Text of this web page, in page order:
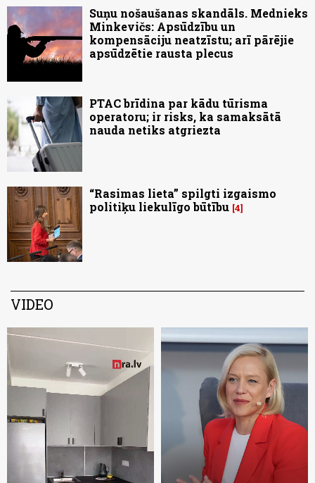
Suņu nošaušanas skandāls. Mednieks
Minkevičs: Apsūdzību un
kompensāciju neatzīstu; arī pārējie
apsūdzētie rausta plecus
PTAC brīdina par kādu tūrisma
operatoru; ir risks, ka samaksātā
nauda netiks atgriezta
“Rasimas lieta” spilgti izgaismo
politiķu liekulīgo būtību 4
VIDEO